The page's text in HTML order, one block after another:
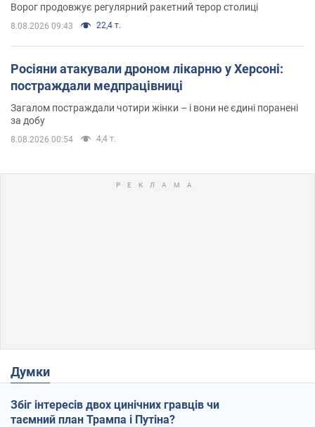
Ворог продовжує регулярний ракетний терор столиці
8.08.2026 09:43 22,4 т.
Росіяни атакували дроном лікарню у Херсоні:
постраждали медпрацівниці
Загалом постраждали чотири жінки – і вони не єдині поранені
за добу
8.08.2026 00:54 4,4 т.
Думки
Збіг інтересів двох цинічних гравців чи
таємний план Трампа і Путіна?